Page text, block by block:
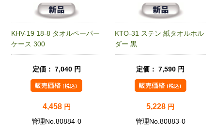
KHV-19 18-8 タオルペーパー
ケース 300
定価： 7,040 円
4,458 円
管理No.80884-0
KTO-31 ステン 紙タオルホル
ダー 黒
定価： 7,590 円
5,228 円
管理No.80883-0